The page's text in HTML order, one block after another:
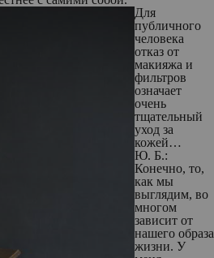
Для
публичного
человека
отказ от
макияжа и
фильтров
означает
очень
тщательный
уход за
кожей…
Ю. Б.:
Конечно, то,
как мы
выглядим, во
многом
зависит от
нашего образа
жизни. У